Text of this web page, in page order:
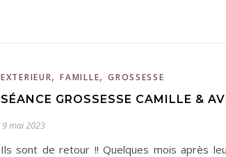
EXTERIEUR,FAMILLE,GROSSESSE
SÉANCE GROSSESSE CAMILLE &
9 mai 2023
Ils sont de retour !! Quelques mois après